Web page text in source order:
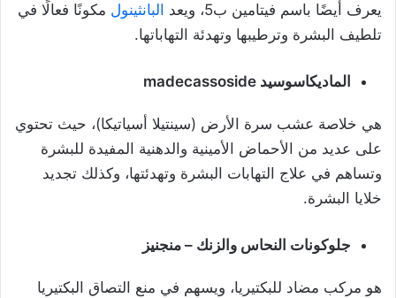
يعرف أيضًا باسم فيتامين ب5، ويعد البانثينول مكونًا فعالًا في
تلطيف البشرة وترطيبها وتهدئة التهاباتها.
الماديكاسوسيد madecassoside
هي خلاصة عشب سرة الأرض (سينتيلا أسياتيكا)، حيث تحتوي
على عديد من الأحماض الأمينية والدهنية المفيدة للبشرة
وتساهم في علاج التهابات البشرة وتهدئتها، وكذلك تجديد
خلايا البشرة.
جلوكونات النحاس والزنك – منجنيز
هو مركب مضاد للبكتيريا، ويسهم في منع التصاق البكتيريا